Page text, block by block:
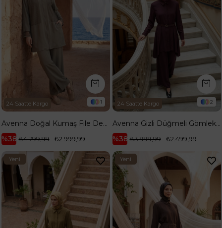
1
24 Saatte Kargo
Avenna Doğal Kumaş File Detaylı Tam Boy Fermuarlı Cepli Tunik ve Pantolonlu İkili Takım Haki 26YA632
%38
₺2.999,99
₺4.799,99
2
24 Saatte Kargo
Avenna Gizli Düğmeli Gömlek Yaka Asimetrik Kesim Pantolonlu İkili Takım Bordo 26YA620
%38
₺2.499,99
₺3.999,99
Yeni
Ürün
Yeni
Ürün